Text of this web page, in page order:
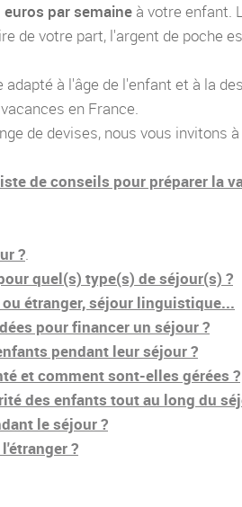
par semaine à votre enfant.
de votre part, l'argent de poche
à l'âge de l'enfant et à la
en France.
de devises, nous vous invitons
de conseils pour préparer la
?.
quel(s) type(s) de séjour(s) ?
étranger, séjour linguistique...
pour financer un séjour ?
pendant leur séjour ?
et comment sont-elles gérées ?
des enfants tout au long du
le séjour ?
?